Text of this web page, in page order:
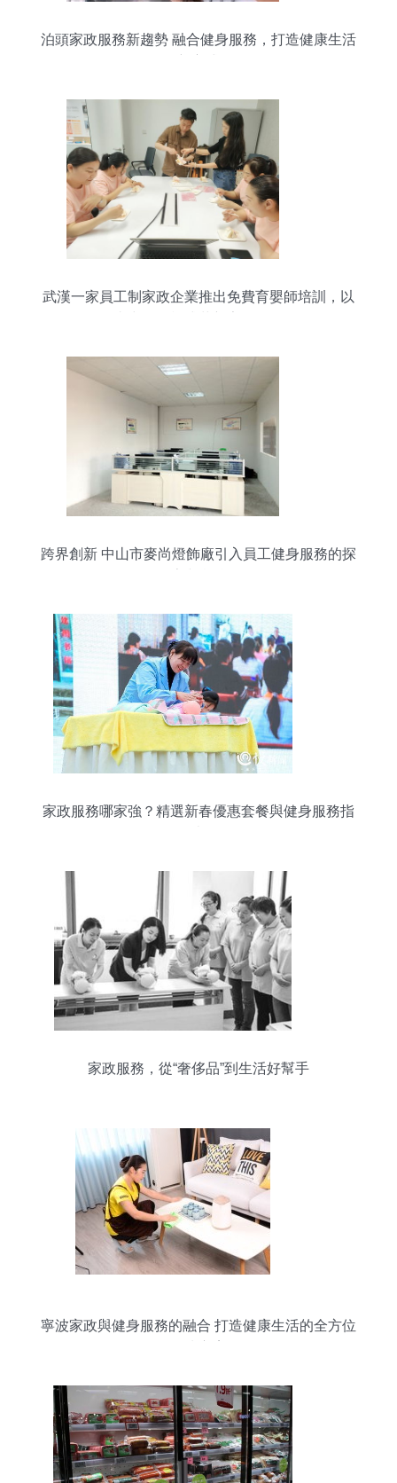
泊頭家政服務新趨勢 融合健身服務，打造健康生活
武漢一家員工制家政企業推出免費育嬰師培訓，以
跨界創新 中山市麥尚燈飾廠引入員工健身服務的探
家政服務哪家強？精選新春優惠套餐與健身服務指
家政服務，從“奢侈品”到生活好幫手
寧波家政與健身服務的融合 打造健康生活的全方位